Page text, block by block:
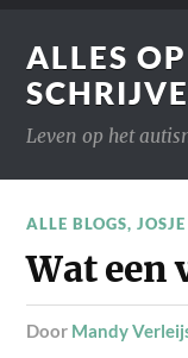
ALLES
Leven op het
ALLE BLOGS,JOSJE
Wat een
door Mandy